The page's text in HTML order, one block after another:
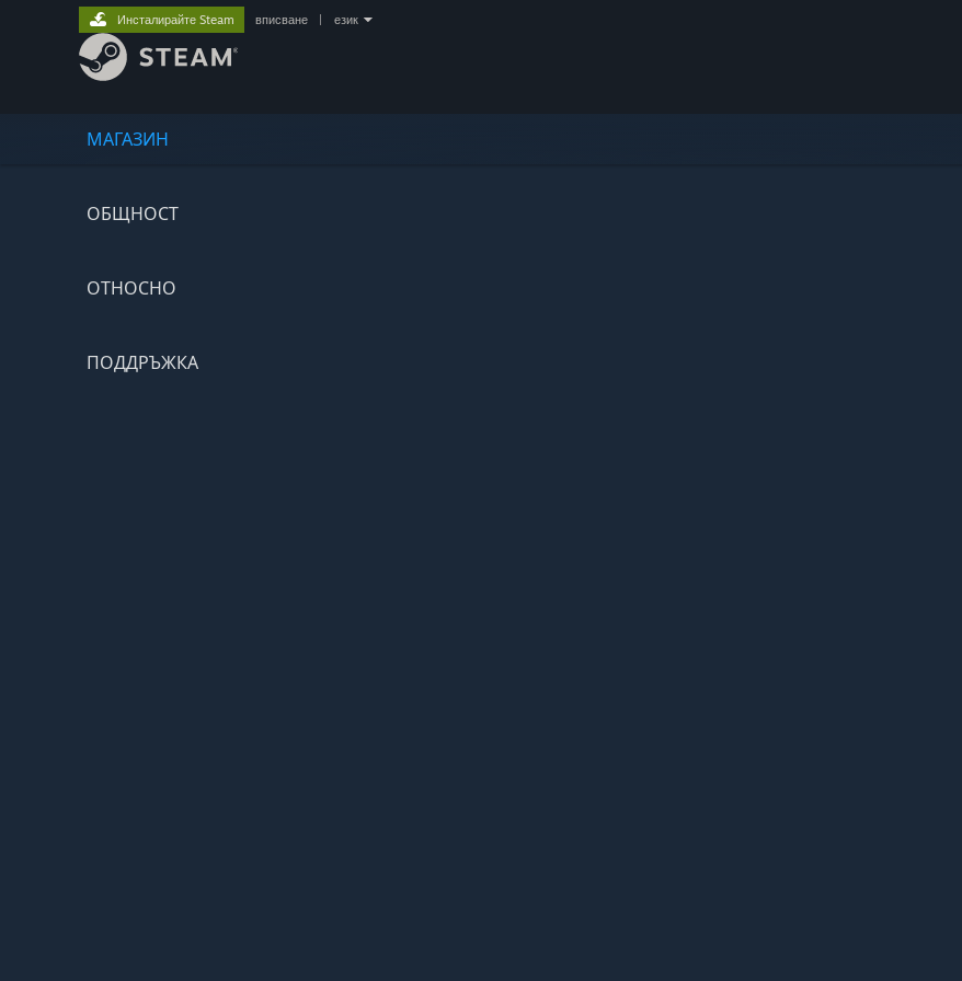
МАГАЗИН
ОБЩНОСТ
ОТНОСНО
ПОДДРЪЖКА
Инсталирайте Steam вписване език